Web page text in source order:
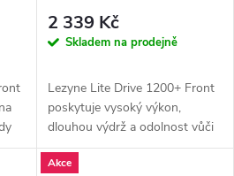
2 339 Kč
Skladem na prodejně
Lezyne Lite Drive 1200+ Front
poskytuje vysoký výkon,
dlouhou výdrž a odolnost vůči
nepříznivým podmínkám,
ideální...
Akce